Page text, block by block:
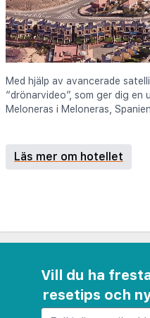
Med hjälp av avancerade
“drönarvideo”, som ger dig en
Meloneras i Meloneras,
Läs mer om hotellet
Vill du ha
resetips och